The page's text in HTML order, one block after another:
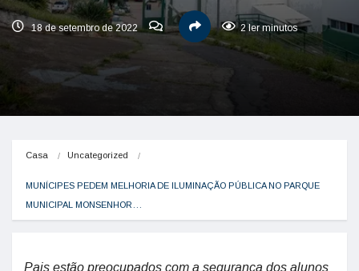
18 de setembro de 2022 2 ler minutos
Casa Uncategorized
MUNÍCIPES PEDEM MELHORIA DE ILUMINAÇÃO PÚBLICA NO PARQUE
MUNICIPAL MONSENHOR…
Pais estão preocupados com a segurança dos alunos